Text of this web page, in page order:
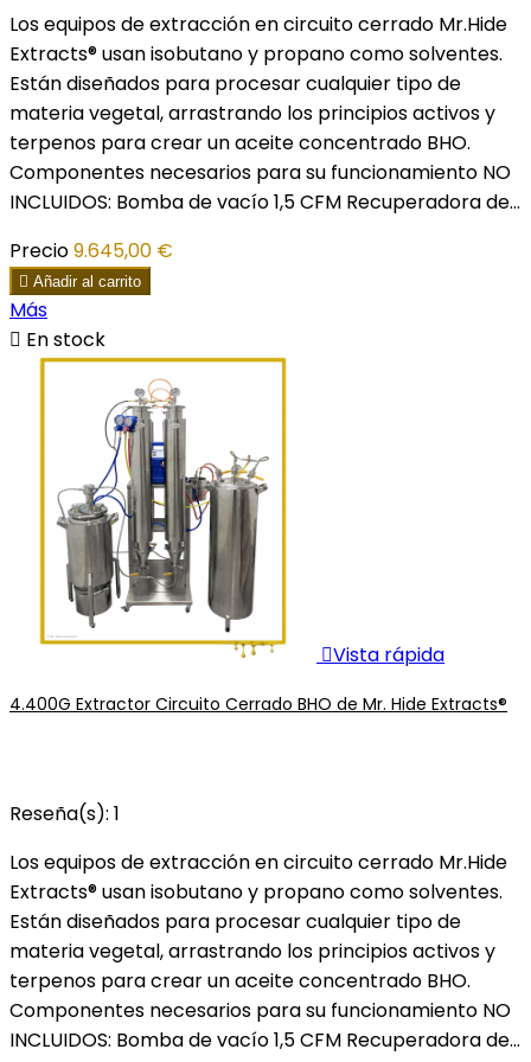
Los equipos de extracción en circuito cerrado Mr.Hide
Extracts® usan isobutano y propano como solventes.
Están diseñados para procesar cualquier tipo de
materia vegetal, arrastrando los principios activos y
terpenos para crear un aceite concentrado BHO.
Componentes necesarios para su funcionamiento NO
INCLUIDOS: Bomba de vacío 1,5 CFM Recuperadora de...
Precio9.645,00 €
 Añadir al carrito
Más
 En stock
Vista rápida
4.400G Extractor Circuito Cerrado BHO de Mr. Hide Extracts®
Reseña(s): 1
Los equipos de extracción en circuito cerrado Mr.Hide
Extracts® usan isobutano y propano como solventes.
Están diseñados para procesar cualquier tipo de
materia vegetal, arrastrando los principios activos y
terpenos para crear un aceite concentrado BHO.
Componentes necesarios para su funcionamiento NO
INCLUIDOS: Bomba de vacío 1,5 CFM Recuperadora de...